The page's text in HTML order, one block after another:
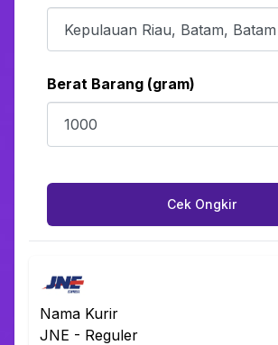
Berat Barang (gram)
Cek Ongkir
Nama Kurir
JNE - Reguler